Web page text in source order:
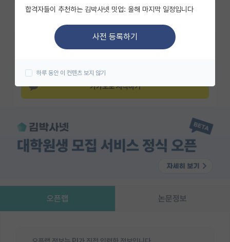
이벤트
반도체 아카데미
오픈랩 논문정보
합격자들이 추천하는 김박사넷 밋업: 올해 마지막 일정입니다
사전 등록하기
하루 동안 이 컨텐츠 보지 않기
카카오로 시작하기